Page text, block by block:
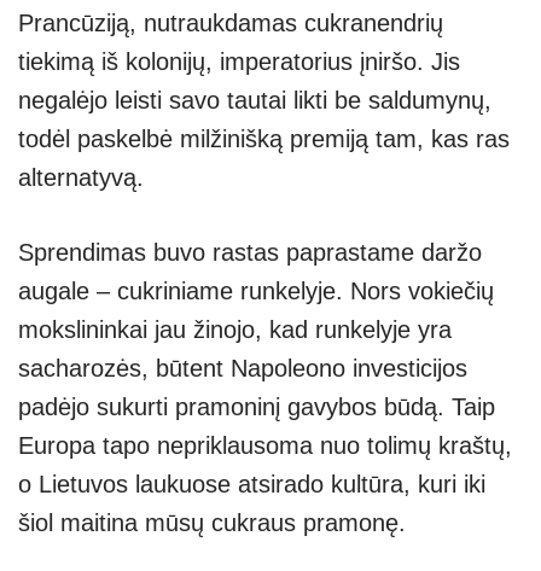
Prancūziją, nutraukdamas cukranendrių
tiekimą iš kolonijų, imperatorius įniršo. Jis
negalėjo leisti savo tautai likti be saldumynų,
todėl paskelbė milžinišką premiją tam, kas ras
alternatyvą.
Sprendimas buvo rastas paprastame daržo
augale – cukriniame runkelyje. Nors vokiečių
mokslininkai jau žinojo, kad runkelyje yra
sacharozės, būtent Napoleono investicijos
padėjo sukurti pramoninį gavybos būdą. Taip
Europa tapo nepriklausoma nuo tolimų kraštų,
o Lietuvos laukuose atsirado kultūra, kuri iki
šiol maitina mūsų cukraus pramonę.